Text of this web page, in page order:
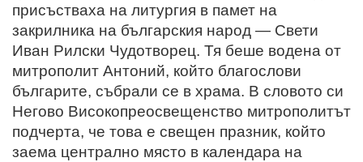
присъстваха на литургия в памет на
закрилника на българския народ — Свети
Иван Рилски Чудотворец. Тя беше водена от
митрополит Антоний, който благослови
българите, събрали се в храма. В словото си
Негово Високопреосвещенство митрополитът
подчерта, че това е свещен празник, който
заема централно място в календара на